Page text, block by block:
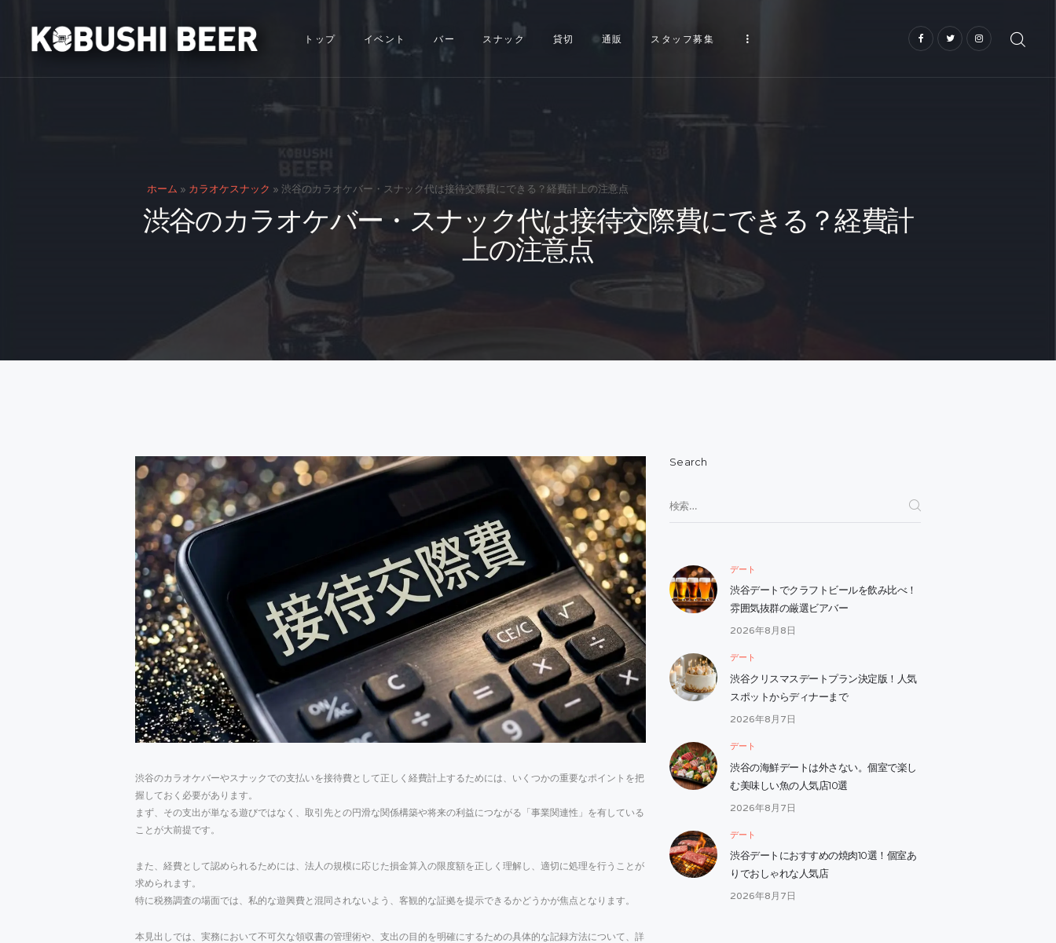
トップ イベント バー スナック 貸切 通販 スタッフ募集
ホーム » カラオケスナック » 渋谷のカラオケバー・スナック代は接待交際費にできる？経費計上の注意点
渋谷のカラオケバー・スナック代は接待交際費にできる？経費計
上の注意点
イベント
バー
スタッフ募集
問い合わせ
渋谷のカラオケバーやスナックでの支払いを接待費として正しく経費計上するためには、いくつかの重要なポイントを把
握しておく必要があります。
まず、その支出が単なる遊びではなく、取引先との円滑な関係構築や将来の利益につながる「事業関連性」を有している
ことが大前提です。
また、経費として認められるためには、法人の規模に応じた損金算入の限度額を正しく理解し、適切に処理を行うことが
求められます。
特に税務調査の場面では、私的な遊興費と混同されないよう、客観的な証拠を提示できるかどうかが焦点となります。
本見出しでは、実務において不可欠な領収書の管理術や、支出の目的を明確にするための具体的な記録方法について、詳
Search
索:
デート
渋谷デートでクラフトビールを飲み比べ！
雰囲気抜群の厳選ビアバー
2026年8月8日
デート
渋谷クリスマスデートプラン決定版！人気
スポットからディナーまで
2026年8月7日
デート
渋谷の海鮮デートは外さない。個室で楽し
む美味しい魚の人気店10選
2026年8月7日
デート
渋谷デートにおすすめの焼肉10選！個室あ
りでおしゃれな人気店
2026年8月7日